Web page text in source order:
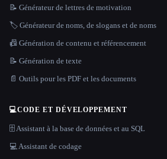
📝 Générateur de lettres de motivation
🏷️ Générateur de noms, de slogans et de noms
📠 Génération de contenu et référencement
📝 Génération de texte
📄 Outils pour les PDF et les documents
💻CODE ET DÉVELOPPEMENT
🗄️ Assistant à la base de données et au SQL
💻 Assistant de codage